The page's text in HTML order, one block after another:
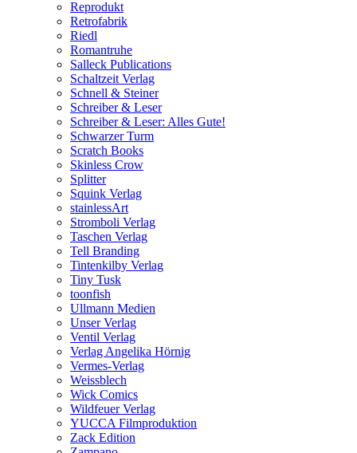
Reprodukt
Retrofabrik
Riedl
Romantruhe
Salleck Publications
Schaltzeit Verlag
Schnell & Steiner
Schreiber & Leser
Schreiber & Leser: Alles Gute!
Schwarzer Turm
Scratch Books
Skinless Crow
Splitter
Squink Verlag
stainlessArt
Stromboli Verlag
Taschen Verlag
Tell Branding
Tintenkilby Verlag
Tiny Tusk
toonfish
Ullmann Medien
Unser Verlag
Ventil Verlag
Verlag Angelika Hörnig
Vermes-Verlag
Weissblech
Wick Comics
Wildfeuer Verlag
YUCCA Filmproduktion
Zack Edition